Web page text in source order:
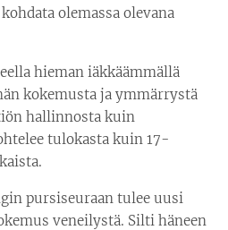
olemassa olevana
hieman iäkkäämmällä
kokemusta ja ymmärrystä
hallinnosta kuin
tulokasta kuin 17-
pursiseuraan tulee uusi
veneilystä. Silti häneen